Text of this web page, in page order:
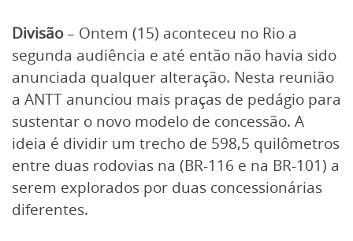
Divisão– Ontem (15) aconteceu no Rio a
segunda audiência e até então não havia sido
anunciada qualquer alteração. Nesta reunião
a ANTT anunciou mais praças de pedágio para
sustentar o novo modelo de concessão. A
ideia é dividir um trecho de 598,5 quilômetros
entre duas rodovias na (BR-116 e na BR-101) a
serem explorados por duas concessionárias
diferentes.